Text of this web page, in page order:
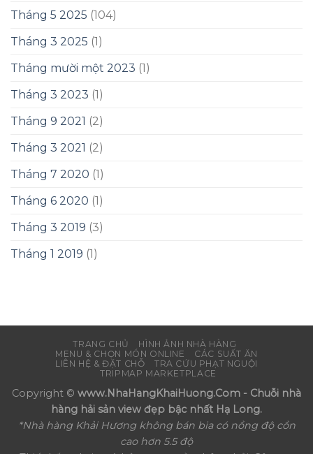
Tháng 5 2025 (104)
Tháng 3 2025 (1)
Tháng mười một 2023 (1)
Tháng 3 2023 (1)
Tháng 9 2021 (2)
Tháng 3 2021 (2)
Tháng 7 2020 (1)
Tháng 6 2020 (1)
Tháng 3 2019 (3)
Tháng 1 2019 (1)
TRANG CHỦ
HÌNH ẢNH NHÀ HÀNG
MENU & CHỌN MÓN ONLINE
CÁC SUẤT ĂN
LIÊN HỆ & ĐẶT CHỖ
TRA CỨU PHẠT NGUỘI
TRIPMAP MARKETPLACE
Copyright © www.NhaHangKhaiHuong.Com - Chuỗi nhà
hàng hải sản view đẹp bậc nhất Hạ Long.
*Nhà hàng Khải Hương không bán bia có nồng độ cồn
cao hơn 5.5 độ